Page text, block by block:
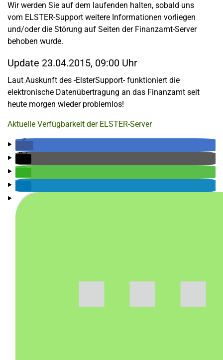
Wir werden Sie auf dem laufenden halten, sobald uns
vom ELSTER-Support weitere Informationen vorliegen
und/oder die Störung auf Seiten der Finanzamt-Server
behoben wurde.
Update 23.04.2015, 09:00 Uhr
Laut Auskunft des -ElsterSupport- funktioniert die
elektronische Datenübertragung an das Finanzamt seit
heute morgen wieder problemlos!
Aktuelle Verfügbarkeit der ELSTER-Server